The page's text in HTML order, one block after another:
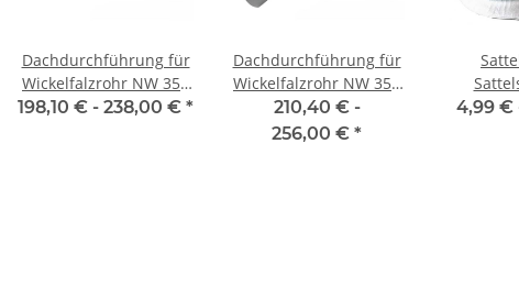
Dachdurchführung für
Wickelfalzrohr NW 355
mm 0°-45° einseitig
198,10 € - 238,00 € *
Dachdurchführung für
Wickelfalzrohr NW 355
mm 0° - 45° zweiseitig
210,40 € -
256,00 € *
4,99 €